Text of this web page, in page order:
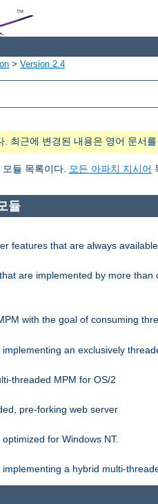
> Version 2.4
최근에 변경된 내용은 영어 문서
듈 목록이다. 모든 아파치 지시어
듈
features that are always available
are implemented by more
with the goal of consuming
an exclusively
threaded MPM for OS/2
pre-forking web server
for Windows NT.
a hybrid multi-